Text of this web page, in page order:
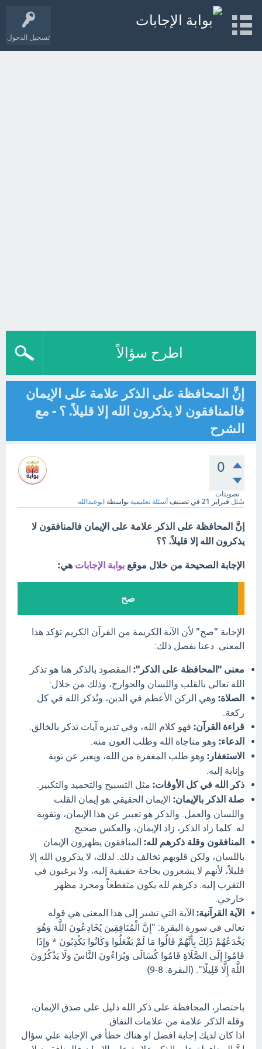
تسجيل الدخول
اطرح سؤالاً
إنَّ المحافظة على الذكر علامة على الإيمان
فالمنافقون لا يذكرون الله إلا قليلاً. ؟ - مع
الشرح
0
تصويتات
سُئل فبراير 21 في تصنيف أسئلة تعليمية بواسطة ابوعبدالله
إنَّ المحافظة على الذكر علامة على الإيمان فالمنافقون لا
يذكرون الله إلا قليلاً. ؟؟
الإجابة الصحيحة من خلال موقع بوابة الإجابات هي:
صح
الإجابة "صح" لأن الآية الكريمة من القرآن الكريم تؤكد هذا
المعنى. دعنا نفصل ذلك:
معنى "المحافظة على الذكر": المقصود بالذكر هنا هو تذكر
الله تعالى بالقلب واللسان والجوارح، وذلك من خلال:
الصلاة: وهي الركن الأعظم في الدين، وتُذكر الله في كل
ركعة.
قراءة القرآن: فهو كلام الله، وفي تدبره آيات تذكر بالخالق.
الدعاء: وهو مناجاة الله وطلب العون منه.
الاستغفار: وهو طلب المغفرة من الله، ويعبر عن توبة
وإنابة إليه.
ذكر الله في كل الأوقات: مثل التسبيح والتحميد والتكبير.
صلة الذكر بالإيمان: الإيمان الحقيقي هو إيمان القلب
واللسان والعمل. والذكر هو تعبير عن هذا الإيمان، وتقوية
له. كلما زاد الذكر، زاد الإيمان، والعكس صحيح.
المنافقون وقلة ذكرهم لله: المنافقون يظهرون الإيمان
باللسان، ولكن قلوبهم تخالف ذلك. لذلك، لا يذكرون الله إلا
قليلاً، لأنهم لا يشعرون بحاجة حقيقية إليه، ولا يرغبون في
التقرب إليه. ذكرهم لله يكون متقطعاً ومجرد مظهر
خارجي.
الآية القرآنية: الآية التي تشير إلى هذا المعنى هي قوله
تعالى في سورة البقرة: "إِنَّ الْمُنَافِقِينَ يُخَادِعُونَ اللَّهَ وَهُوَ
يَخْدَعُهُمْ ذَلِكَ بِأَنَّهُمْ قَالُوا مَا لَمْ يَفْعَلُوا وَكَانُوا يَكْذِبُونَ * وَإِذَا
قَامُوا إِلَى الصَّلَاةِ قَامُوا كُسَالَى وَيُرَاءُونَ النَّاسَ وَلَا يَذْكُرُونَ
اللَّهَ إِلَّا قَلِيلًا". (البقرة: 8-9)
باختصار، المحافظة على ذكر الله دليل على صدق الإيمان،
وقلة الذكر علامة من علامات النفاق.
اذا كان لديك إجابة افضل او هناك خطأ في الإجابة علي سؤال